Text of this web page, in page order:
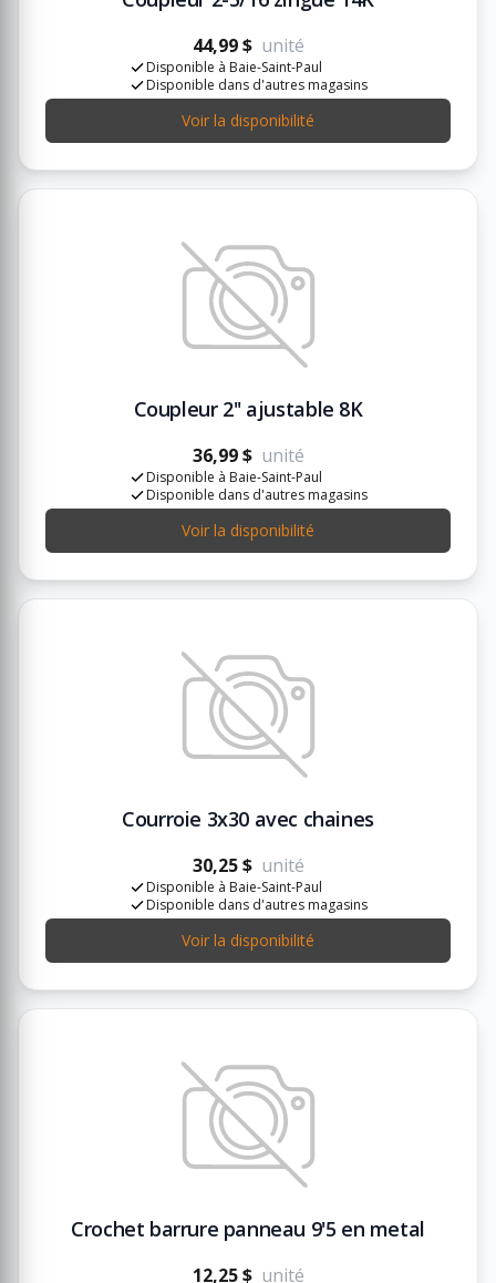
44,99 $ unité
Disponible à Baie-Saint-Paul
Disponible dans d'autres magasins
Voir la disponibilité
Coupleur 2'' ajustable 8K
36,99 $ unité
Disponible à Baie-Saint-Paul
Disponible dans d'autres magasins
Voir la disponibilité
Courroie 3x30 avec chaines
30,25 $ unité
Disponible à Baie-Saint-Paul
Disponible dans d'autres magasins
Voir la disponibilité
Crochet barrure panneau 9'5 en metal
12,25 $ unité